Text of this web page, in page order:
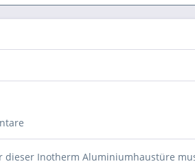
dieser Inotherm Aluminiumhaustüre